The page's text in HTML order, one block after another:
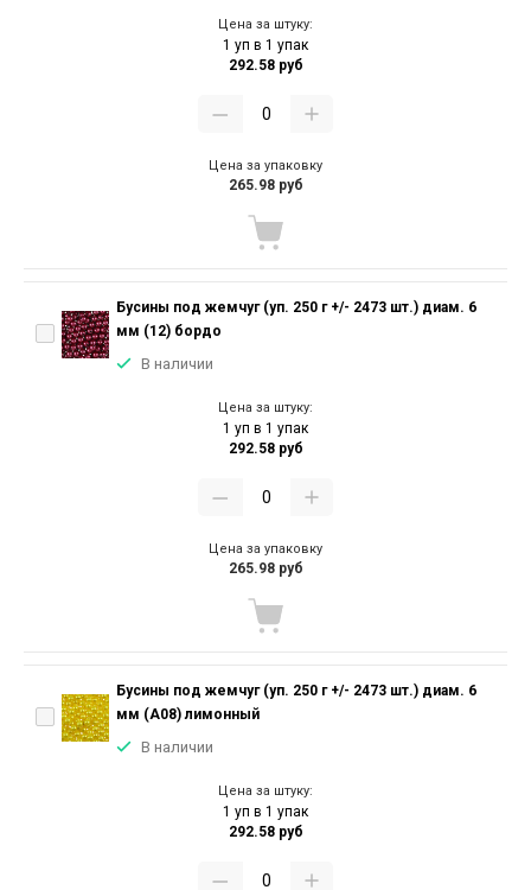
Цена за штуку:
1 уп в 1 упак
292.58 руб
Цена за упаковку
265.98 руб
Бусины под жемчуг (уп. 250 г +/- 2473 шт.) диам. 6
мм (12) бордо
В наличии
Цена за штуку:
1 уп в 1 упак
292.58 руб
Цена за упаковку
265.98 руб
Бусины под жемчуг (уп. 250 г +/- 2473 шт.) диам. 6
мм (А08) лимонный
В наличии
Цена за штуку:
1 уп в 1 упак
292.58 руб